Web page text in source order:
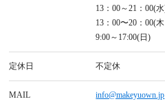
13：00～21：00(
13：00〜20：00(
9:00～17:00(日)
定休日 不定休
MAIL info@makeyuown.jp